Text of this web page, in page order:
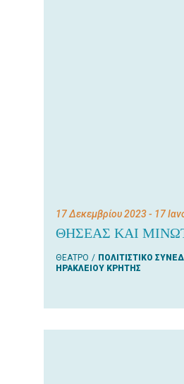
17 Δεκεμβρίου 2023- 17
ΘΗΣΕΑΣ ΚΑΙ
ΘΕΑΤΡΟ
ΠΟΛΙΤΙΣΤΙΚΟ
ΗΡΑΚΛΕΙΟΥ ΚΡΗΤΗΣ